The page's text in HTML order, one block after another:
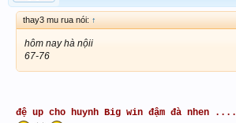
thay3 mu rua nói: ↑
hôm nay hà nộii
67-76
đệ up cho huynh Big win đậm đà nhen ....